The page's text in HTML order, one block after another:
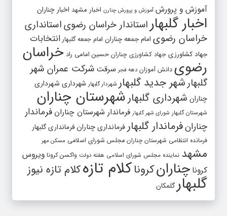
آموزش و پرورش آموزش و پرورش چنارن اخبار مشهد اخبار چناران
اخبار گلبهار استاندار خراسان رضویاستانداری
خراسان رضوی امام جمعه چناران امام جمعه گلبهار انتخابات
جهاد کشاورزی جهاد کشاورزی چناران حسین امامی راد خراسان
رضوی دانش آموزان دهه فجر سرقت شرکت عمران شهر
گلبهارشهر جدید گلبهار شهردار گلبهار شهرداری شهرداری
چناران شهرداری گلبهار شهرستان چناران
شهرستان گلبهار شورای شهر گلبهار فرماندار شهرستان چناران فرماندار
چنارانفرماندار گلبهار فرمانداری چناران فرمانداری گلبهار
فرمانده انتظامی شهرستان چناران مجلس شورای اسلامی مسکن مهر
مشهد نماینده مجلس شورای اسلامی هفته دولت واکسن کرونا ویروس
کرونا چنارانکروناکلام تازهکلام تازه نیوز
گلبهارگلمکان